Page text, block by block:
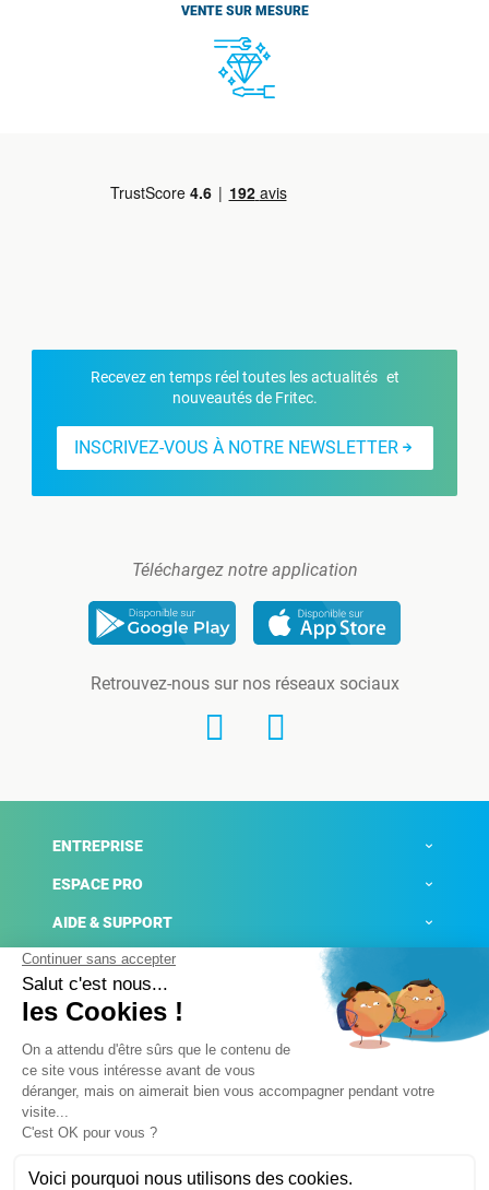
VENTE SUR MESURE
Recevez en temps réel toutes les actualités et
nouveautés de Fritec.
INSCRIVEZ-VOUS À NOTRE NEWSLETTER
Téléchargez notre application
Retrouvez-nous sur nos réseaux sociaux
ENTREPRISE
ESPACE PRO
AIDE & SUPPORT
ACTUALITÉS
Mentions légales